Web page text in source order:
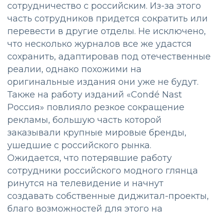
сотрудничество с российским. Из-за этого
часть сотрудников придется сократить или
перевести в другие отделы. Не исключено,
что несколько журналов все же удастся
сохранить, адаптировав под отечественные
реалии, однако похожими на
оригинальные издания они уже не будут.
Также на работу изданий «Condé Nast
Россия» повлияло резкое сокращение
рекламы, большую часть которой
заказывали крупные мировые бренды,
ушедшие с российского рынка.
Ожидается, что потерявшие работу
сотрудники российского модного глянца
ринутся на телевидение и начнут
создавать собственные диджитал-проекты,
благо возможностей для этого на